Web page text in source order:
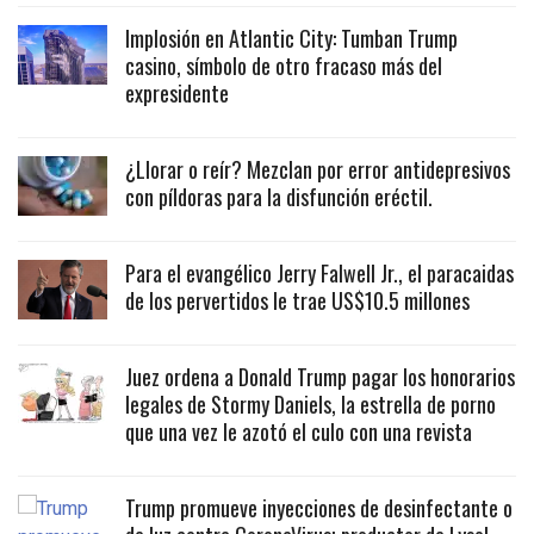
Implosión en Atlantic City: Tumban Trump
casino, símbolo de otro fracaso más del
expresidente
¿Llorar o reír? Mezclan por error antidepresivos
con píldoras para la disfunción eréctil.
Para el evangélico Jerry Falwell Jr., el paracaidas
de los pervertidos le trae US$10.5 millones
Juez ordena a Donald Trump pagar los honorarios
legales de Stormy Daniels, la estrella de porno
que una vez le azotó el culo con una revista
Trump promueve inyecciones de desinfectante o